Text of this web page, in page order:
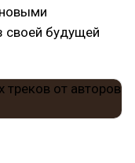
будущей